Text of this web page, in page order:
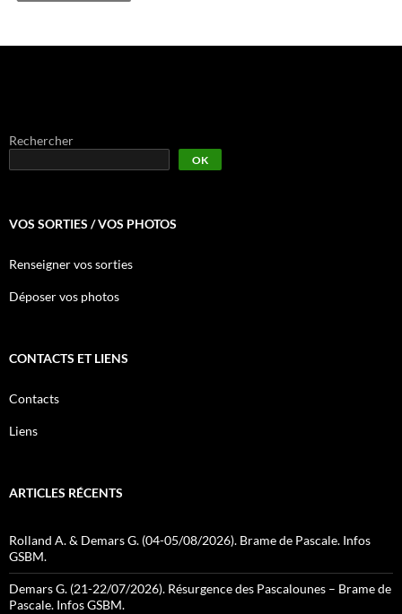
Rechercher
OK
VOS SORTIES / VOS PHOTOS
Renseigner vos sorties
Déposer vos photos
CONTACTS ET LIENS
Contacts
Liens
ARTICLES RÉCENTS
Rolland A. & Demars G. (04-05/08/2026). Brame de Pascale. Infos
GSBM.
Demars G. (21-22/07/2026). Résurgence des Pascalounes – Brame de
Pascale. Infos GSBM.